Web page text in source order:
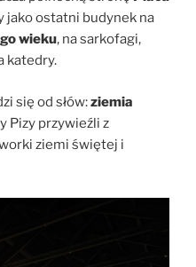
jako ostatni budynek na
wieku, na sarkofagi,
katedry.
się od słów:ziemia
Pizy przywieźli z
ziemi świętej i